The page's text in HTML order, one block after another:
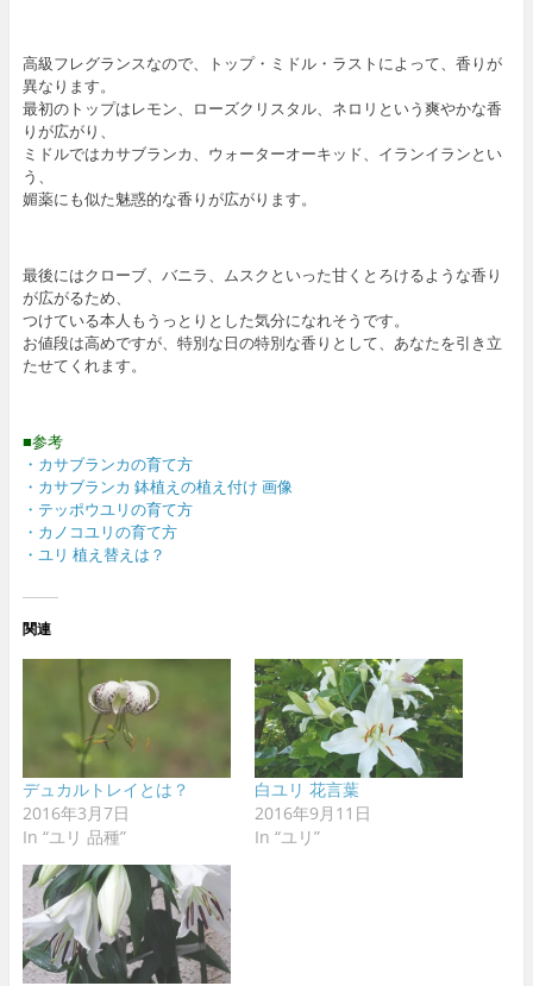
高級フレグランスなので、トップ・ミドル・ラストによって、香りが
異なります。
最初のトップはレモン、ローズクリスタル、ネロリという爽やかな香
りが広がり、
ミドルではカサブランカ、ウォーターオーキッド、イランイランとい
う、
媚薬にも似た魅惑的な香りが広がります。
最後にはクローブ、バニラ、ムスクといった甘くとろけるような香り
が広がるため、
つけている本人もうっとりとした気分になれそうです。
お値段は高めですが、特別な日の特別な香りとして、あなたを引き立
たせてくれます。
■参考
・カサブランカの育て方
・カサブランカ 鉢植えの植え付け 画像
・テッポウユリの育て方
・カノコユリの育て方
・ユリ 植え替えは？
関連
デュカルトレイとは？
2016年3月7日
In “ユリ 品種”
白ユリ 花言葉
2016年9月11日
In “ユリ”